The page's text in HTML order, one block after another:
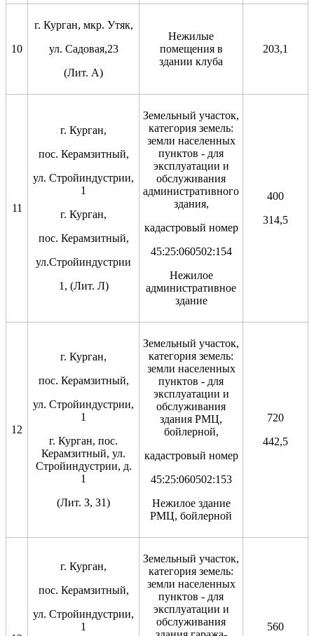
10
г. Курган, мкр. Утяк,
ул. Садовая,23
(Лит. А)
Нежилые
помещения в
здании клуба
203,1
11
г. Курган,
пос. Керамзитный,
ул. Стройиндустрии,
1
г. Курган,
пос. Керамзитный,
ул.Стройиндустрии
1, (Лит. Л)
Земельный участок,
категория земель:
земли населенных
пунктов - для
эксплуатации и
обслуживания
административного
здания,
кадастровый номер
45:25:060502:154
Нежилое
административное
здание
400
314,5
12
г. Курган,
пос. Керамзитный,
ул. Стройиндустрии,
1
г. Курган, пос.
Керамзитный, ул.
Стройиндустрии, д.
1
(Лит. З, З1)
Земельный участок,
категория земель:
земли населенных
пунктов - для
эксплуатации и
обслуживания
здания РМЦ,
бойлерной,
кадастровый номер
45:25:060502:153
Нежилое здание
РМЦ, бойлерной
720
442,5
г. Курган,
пос. Керамзитный,
ул. Стройиндустрии,
1
Земельный участок,
категория земель:
земли населенных
пунктов - для
эксплуатации и
обслуживания
560